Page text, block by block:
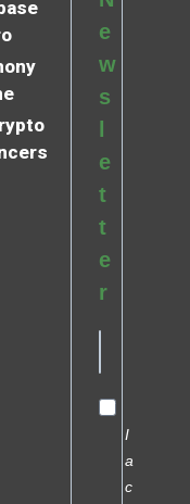
e
w
s
e
t
t
e
r
I
a
c